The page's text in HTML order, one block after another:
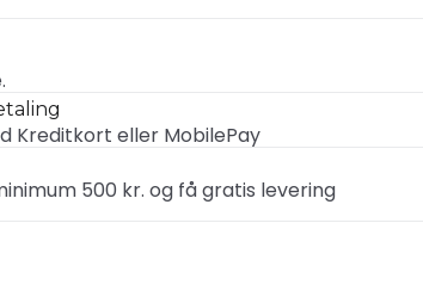
Kreditkort eller MobilePay
500 kr. og få gratis levering